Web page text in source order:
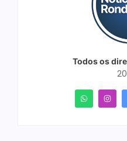
Todos os